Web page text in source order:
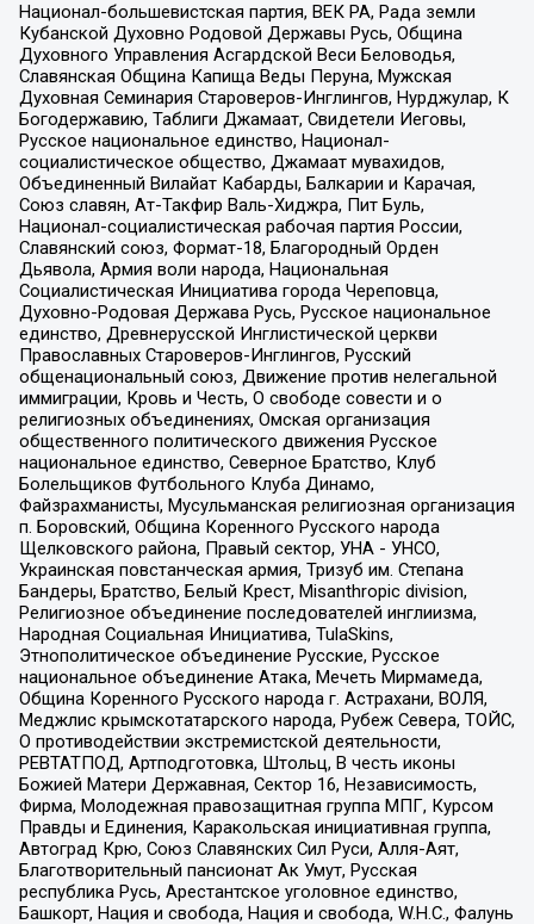
Национал-большевистская партия, ВЕК РА, Рада земли
Кубанской Духовно Родовой Державы Русь, Община
Духовного Управления Асгардской Веси Беловодья,
Славянская Община Капища Веды Перуна, Мужская
Духовная Семинария Староверов-Инглингов, Нурджулар, К
Богодержавию, Таблиги Джамаат, Свидетели Иеговы,
Русское национальное единство, Национал-
социалистическое общество, Джамаат мувахидов,
Объединенный Вилайат Кабарды, Балкарии и Карачая,
Союз славян, Ат-Такфир Валь-Хиджра, Пит Буль,
Национал-социалистическая рабочая партия России,
Славянский союз, Формат-18, Благородный Орден
Дьявола, Армия воли народа, Национальная
Социалистическая Инициатива города Череповца,
Духовно-Родовая Держава Русь, Русское национальное
единство, Древнерусской Инглистической церкви
Православных Староверов-Инглингов, Русский
общенациональный союз, Движение против нелегальной
иммиграции, Кровь и Честь, О свободе совести и о
религиозных объединениях, Омская организация
общественного политического движения Русское
национальное единство, Северное Братство, Клуб
Болельщиков Футбольного Клуба Динамо,
Файзрахманисты, Мусульманская религиозная организация
п. Боровский, Община Коренного Русского народа
Щелковского района, Правый сектор, УНА - УНСО,
Украинская повстанческая армия, Тризуб им. Степана
Бандеры, Братство, Белый Крест, Misanthropic division,
Религиозное объединение последователей инглиизма,
Народная Социальная Инициатива, TulaSkins,
Этнополитическое объединение Русские, Русское
национальное объединение Атака, Мечеть Мирмамеда,
Община Коренного Русского народа г. Астрахани, ВОЛЯ,
Меджлис крымскотатарского народа, Рубеж Севера, ТОЙС,
О противодействии экстремистской деятельности,
РЕВТАТПОД, Артподготовка, Штольц, В честь иконы
Божией Матери Державная, Сектор 16, Независимость,
Фирма, Молодежная правозащитная группа МПГ, Курсом
Правды и Единения, Каракольская инициативная группа,
Автоград Крю, Союз Славянских Сил Руси, Алля-Аят,
Благотворительный пансионат Ак Умут, Русская
республика Русь, Арестантское уголовное единство,
Башкорт, Нация и свобода, Нация и свобода, W.H.С., Фалунь